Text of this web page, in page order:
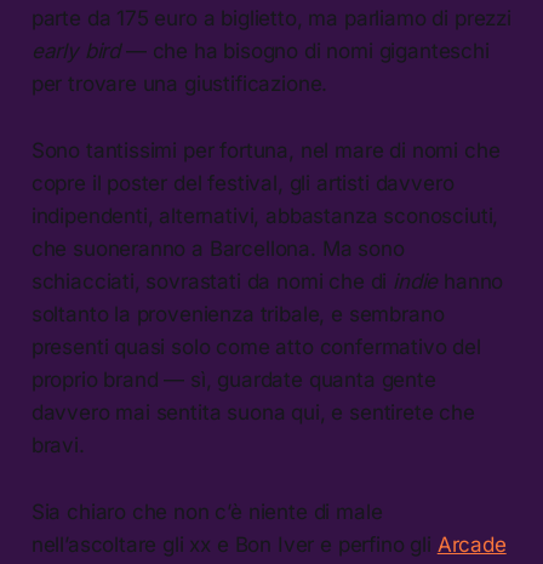
parte da 175 euro a biglietto, ma parliamo di prezzi
early bird— che ha bisogno di nomi giganteschi
per trovare una giustificazione.
Sono tantissimi per fortuna, nel mare di nomi che
copre il poster del festival, gli artisti davvero
indipendenti, alternativi, abbastanza sconosciuti,
che suoneranno a Barcellona. Ma sono
schiacciati, sovrastati da nomi che di indie hanno
soltanto la provenienza tribale, e sembrano
presenti quasi solo come atto confermativo del
proprio brand — sì, guardate quanta gente
davvero mai sentita suona qui, e sentirete che
bravi.
Sia chiaro che non c’è niente di male
nell’ascoltare gli xx e Bon Iver e perfino gli Arcade